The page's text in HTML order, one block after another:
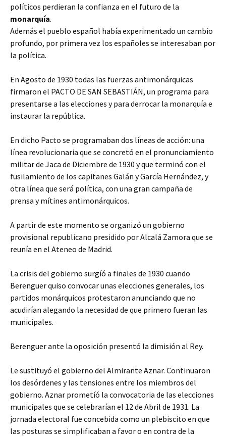
políticos perdieran la confianza en el futuro de la
monarquía.
Además el pueblo español había experimentado un cambio
profundo, por primera vez los españoles se interesaban por
la política.
En Agosto de 1930 todas las fuerzas antimonárquicas
firmaron el PACTO DE SAN SEBASTIÁN, un programa para
presentarse a las elecciones y para derrocar la monarquía e
instaurar la república.
En dicho Pacto se programaban dos líneas de acción: una
línea revolucionaria que se concretó en el pronunciamiento
militar de Jaca de Diciembre de 1930 y que terminó con el
fusilamiento de los capitanes Galán y García Hernández, y
otra línea que será política, con una gran campaña de
prensa y mítines antimonárquicos.
A partir de este momento se organizó un gobierno
provisional republicano presidido por Alcalá Zamora que se
reunía en el Ateneo de Madrid.
La crisis del gobierno surgíó a finales de 1930 cuando
Berenguer quiso convocar unas elecciones generales, los
partidos monárquicos protestaron anunciando que no
acudirían alegando la necesidad de que primero fueran las
municipales.
Berenguer ante la oposición presentó la dimisión al Rey.
Le sustituyó el gobierno del Almirante Aznar. Continuaron
los desórdenes y las tensiones entre los miembros del
gobierno. Aznar prometíó la convocatoria de las elecciones
municipales que se celebrarían el 12 de Abril de 1931. La
jornada electoral fue concebida como un plebiscito en que
las posturas se simplificaban a favor o en contra de la